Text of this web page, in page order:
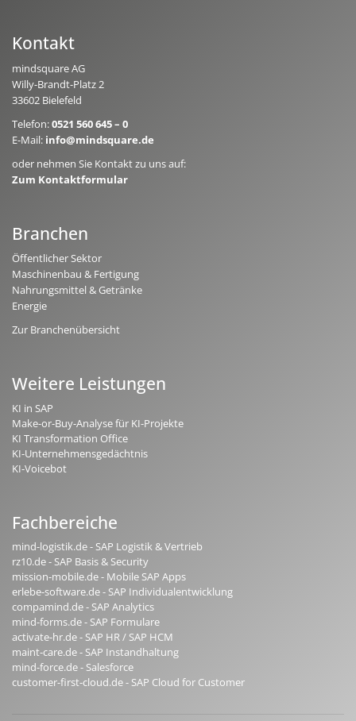
Kontakt
mindsquare AG
Willy-Brandt-Platz 2
33602 Bielefeld
Telefon:0521 560 645 – 0
E-Mail: info@mindsquare.de
oder nehmen Sie Kontakt zu uns auf:
Zum Kontaktformular
Branchen
Öffentlicher Sektor
Maschinenbau & Fertigung
Nahrungsmittel & Getränke
Energie
Zur Branchenübersicht
Weitere Leistungen
KI in SAP
Make-or-Buy-Analyse für KI-Projekte
KI Transformation Office
KI-Unternehmensgedächtnis
KI-Voicebot
Fachbereiche
mind-logistik.de - SAP Logistik & Vertrieb
rz10.de - SAP Basis & Security
mission-mobile.de - Mobile SAP Apps
erlebe-software.de - SAP Individualentwicklung
compamind.de - SAP Analytics
mind-forms.de - SAP Formulare
activate-hr.de - SAP HR / SAP HCM
maint-care.de - SAP Instandhaltung
mind-force.de - Salesforce
customer-first-cloud.de - SAP Cloud for Customer